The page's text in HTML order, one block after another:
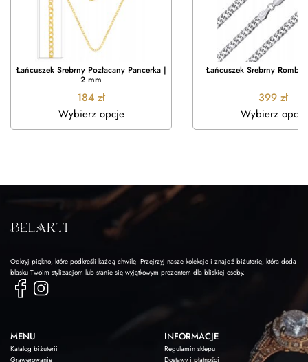
Łańcuszek Srebrny Pozłacany Pancerka |
2 mm
184 zł
Wybierz opcje
Łańcuszek Srebrny
399 zł
Wybierz opcje
Odkryj piękno, które podkreśli każdą chwilę. Przejrzyj nasze kolekcje i znajdź biżuterię, która doda
blasku Twoim stylizacjom lub stanie się wyjątkowym prezentem dla bliskiej osoby.
MENU
Katalog biżuterii
Grawerowanie
INFORMACJE
Regulamin sklepu
Dostawy i płatności